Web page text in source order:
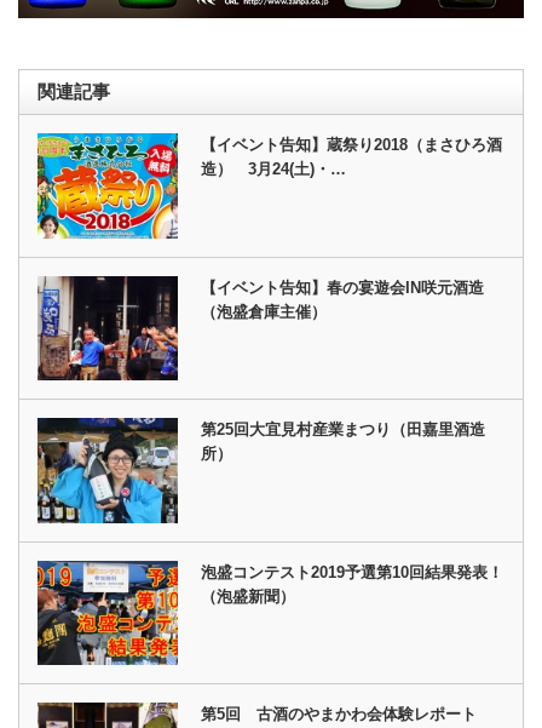
関連記事
【イベント告知】蔵祭り2018（まさひろ酒
造） 3月24(土)・…
【イベント告知】春の宴遊会IN咲元酒造
（泡盛倉庫主催）
第25回大宜見村産業まつり（田嘉里酒造
所）
泡盛コンテスト2019予選第10回結果発表！
（泡盛新聞）
第5回 古酒のやまかわ会体験レポート